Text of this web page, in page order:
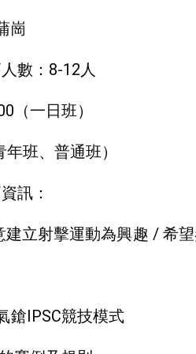
崗
數：8-12人
（一日班）
班、普通班）
訊：
建立射擊運動為興趣 / 希
鎗IPSC競技模式